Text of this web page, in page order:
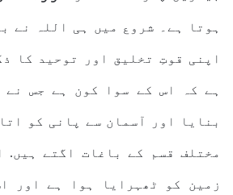
ہوتا ہے۔ شروع میں ہی اللہ نے
اپنی قوتِ تخلیق اور توحید کا
ہے کہ اس کے سوا کون ہے جس نے
بنایا اور آسمان سے پانی کو
مختلف قسم کے باغات اگتے ہیں.
زمین کو ٹھہرایا ہوا ہے اور